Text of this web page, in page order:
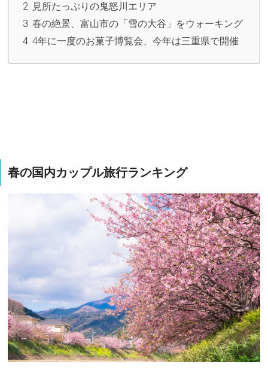
見所たっぷりの鬼怒川エリア
春の絶景、富山市の「雪の大谷」をウォーキング
4年に一度のお菓子博覧会、今年は三重県で開催
春の国内カップル旅行ランキング